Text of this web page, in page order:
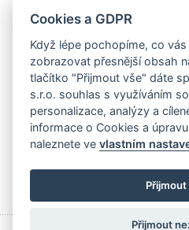
Cookies a GDPR
Když lépe pochopíme, co
zobrazovat přesnější obsah
tlačítko "Přijmout vše" dáte
s.r.o. souhlas s využíváním
personalizace, analýzy a
informace o Cookies a
naleznete vevlastním
Přijmout